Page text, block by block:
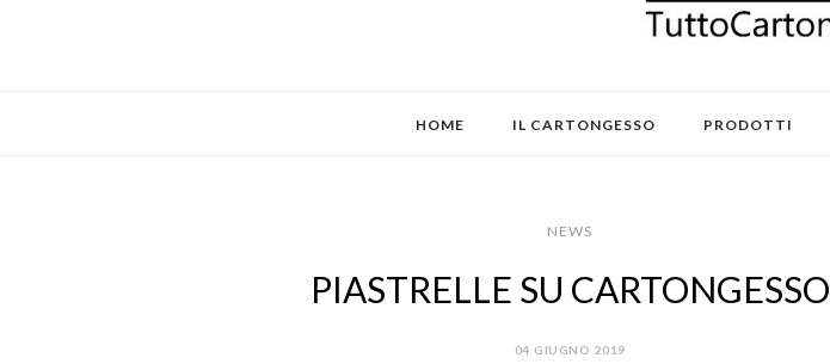
HOME IL CARTONGESSO PRODOTTI
NEWS
PIASTRELLE SU CARTONGESSO
04 GIUGNO 2019